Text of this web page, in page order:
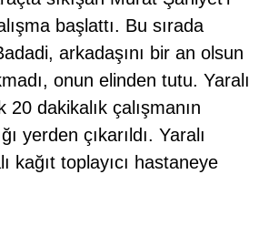
başlattı. Bu sırada
arkadaşını bir an olsun
onun elinden tutu. Yaralı
20 dakikalık çalışmanın
yerden çıkarıldı. Yaralı
kağıt toplayıcı hastaneye